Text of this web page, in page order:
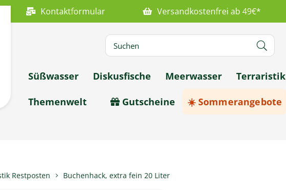
Kontaktformular Versandkostenfrei ab 49€*
Süßwasser Diskusfische Meerwasser Terraristik
Themenwelt Gutscheine ☀️ Sommerangebote
Restposten Buchenhack, extra fein 20 Liter